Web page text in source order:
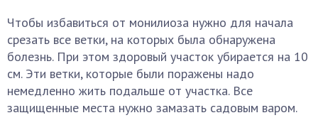
Чтобы избавиться от монилиоза нужно для начала
срезать все ветки, на которых была обнаружена
болезнь. При этом здоровый участок убирается на 10
см. Эти ветки, которые были поражены надо
немедленно жить подальше от участка. Все
защищенные места нужно замазать садовым варом.